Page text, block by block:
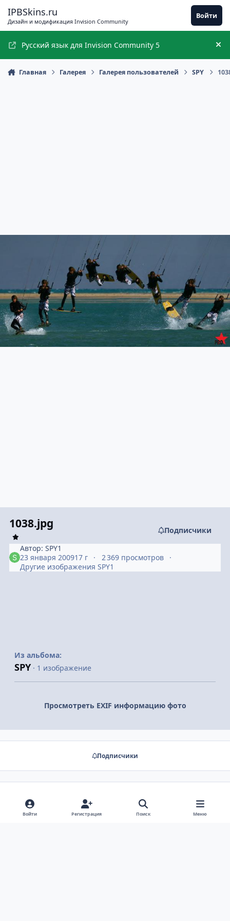
IPBSkins.ru
Дизайн и модификация Invision Community
Войти
Русский язык для Invision Community 5
Главная Галерея Галерея пользователей SPY
1038.jpg
Подписчики
Автор:SPY1
23 января 200917 г
2 369 просмотров
Другие изображения SPY1
Из альбома:
SPY · 1 изображение
Просмотреть EXIF информацию фото
Подписчики
Нет комментариев для отображения
Войти Регистрация Поиск Меню